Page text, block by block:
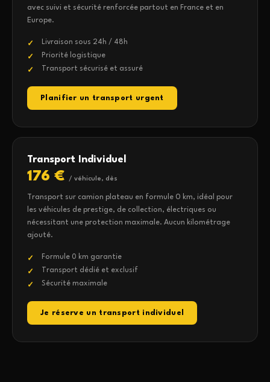
avec suivi et sécurité renforcée partout en France et en
Europe.
Livraison sous 24h / 48h
Priorité logistique
Transport sécurisé et assuré
Planifier un transport urgent
Transport Individuel
176 € / véhicule, dès
Transport sur camion plateau en formule 0 km, idéal pour
les véhicules de prestige, de collection, électriques ou
nécessitant une protection maximale. Aucun kilométrage
ajouté.
Formule 0 km garantie
Transport dédié et exclusif
Sécurité maximale
Je réserve un transport individuel